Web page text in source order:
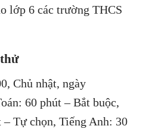
lớp 6 các trường THCS
Chủ nhật, ngày
60 phút – Bắt buộc,
Tự chọn, Tiếng Anh: 30